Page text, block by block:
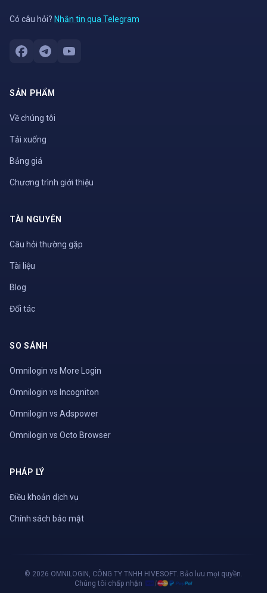
Có câu hỏi? Nhắn tin qua Telegram
SẢN PHẨM
Về chúng tôi
Tải xuống
Bảng giá
Chương trình giới thiệu
TÀI NGUYÊN
Câu hỏi thường gặp
Tài liệu
Blog
Đối tác
SO SÁNH
Omnilogin vs More Login
Omnilogin vs Incogniton
Omnilogin vs Adspower
Omnilogin vs Octo Browser
PHÁP LÝ
Điều khoản dịch vụ
Chính sách bảo mật
© 2026 OMNILOGIN, CÔNG TY TNHH HIVESOFT. Bảo lưu mọi quyền.
Chúng tôi chấp nhận